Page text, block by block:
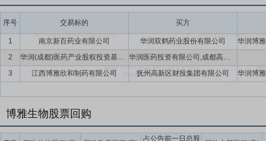
序号 交易标的 买方
1 南京新百药业有限公司
华润双鹤药业股份有限公司
2
华润(成都)医药产业股权投资基金合伙企业(有限合伙)(暂定名)
华润医药投资有限公司,成都高新策源启航股权投资基金合伙企业(有限合伙),成都生物城菁创股权投资基金合伙企业(有限合伙),华润医药科技(成都)合伙企业(有限合伙),华润博雅生物制药集团股份有限公司,华润双鹤药业股份有限公司,成都润药产业投资合伙企业(有限合伙)(暂定名),上海复星医药产业发展有限公司,成都交子产业股权投资基金合伙企业(有限合伙),东阿阿胶股份有限公司,江中药业股份有限公司,成都市重大产业化项目二期股权投资基金有限公司
3
江西博雅欣和制药有限公司 抚州高新区财投集团有限公司
博雅生物股票回购
占公告前一日总股